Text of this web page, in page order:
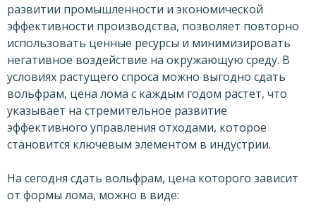
развитии промышленности и экономической
эффективности производства, позволяет повторно
использовать ценные ресурсы и минимизировать
негативное воздействие на окружающую среду. В
условиях растущего спроса можно выгодно сдать
вольфрам, цена лома с каждым годом растет, что
указывает на стремительное развитие
эффективного управления отходами, которое
становится ключевым элементом в индустрии.
На сегодня сдать вольфрам, цена которого зависит
от формы лома, можно в виде: